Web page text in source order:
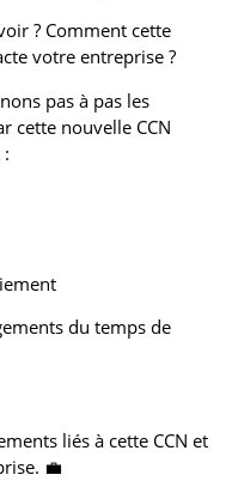
? Comment cette
votre entreprise ?
pas à pas les
cette nouvelle CCN
du temps de
liés à cette CCN et
💼